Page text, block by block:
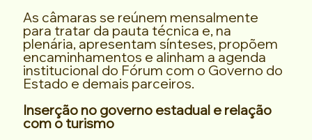
As câmaras se reúnem mensalmente
para tratar da pauta técnica e, na
plenária, apresentam sínteses, propõem
encaminhamentos e alinham a agenda
institucional do Fórum com o Governo do
Estado e demais parceiros.
Inserção no governo estadual e relação
com o turismo